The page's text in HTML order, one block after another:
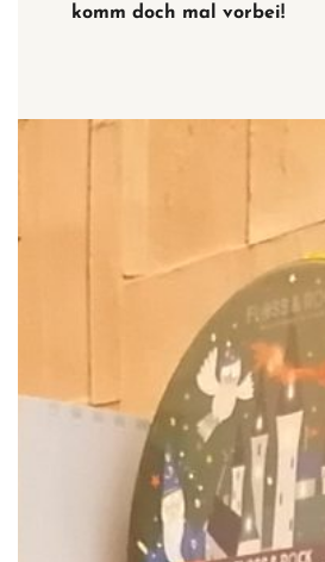
komm doch mal vorbei!